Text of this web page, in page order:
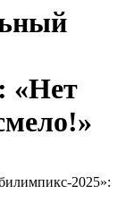
«Нет